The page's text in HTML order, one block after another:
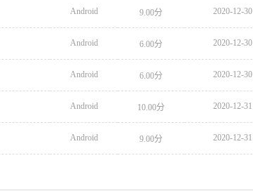
Android 9.00分 2020-12-30
Android 6.00分 2020-12-30
Android 6.00分 2020-12-30
Android 10.00分 2020-12-31
Android 9.00分 2020-12-31